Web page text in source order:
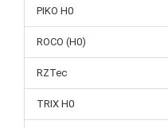
PIKO H0
ROCO (H0)
RZTec
TRIX H0